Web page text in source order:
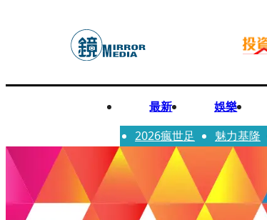
最新 娛樂
2026瘋世足
魅力基隆